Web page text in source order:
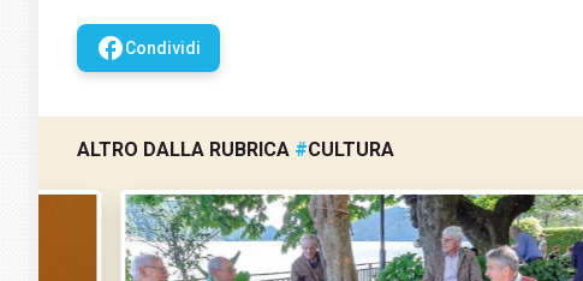
facebookCondividi
ALTRO DALLA RUBRICA #CULTURA